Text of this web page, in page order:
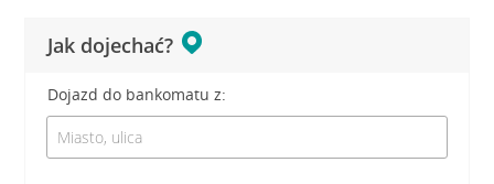
Jak dojechać?
Dojazd do bankomatu z: